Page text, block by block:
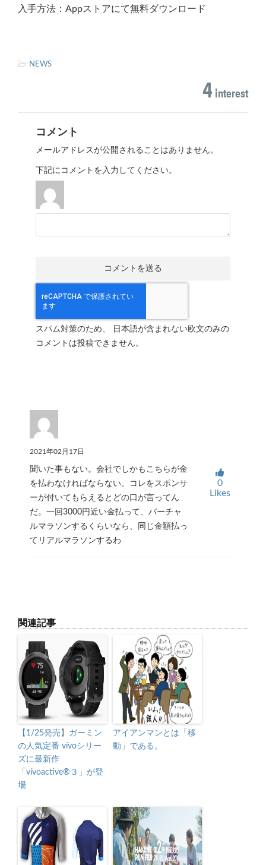
入手方法：Appストアにて無料ダウンロード
- NEWS
4 interest
コメント
メールアドレスが公開されることはありません。
下記にコメントを入力してください。
スパム対策のため、 日本語が含まれない欧文のみの
コメントは投稿できません。
2021年02月17日
聞いた事もない。会社でしかもこちらが金
を払わなければならない。コレをスポンサ
ーが付いてもらえるとどの口が言ってん
だ。一回3000円近い金払って、バーチャ
ルマラソンするくらいなら、同じ金額払っ
てリアルマラソンするわ
0
Likes
関連記事
【1/25発売】ガーミン
の人気定番 vívoシリー
ズに最新作
「vívoactive®３」が登
場
アイアンマンとは「移
動」である。